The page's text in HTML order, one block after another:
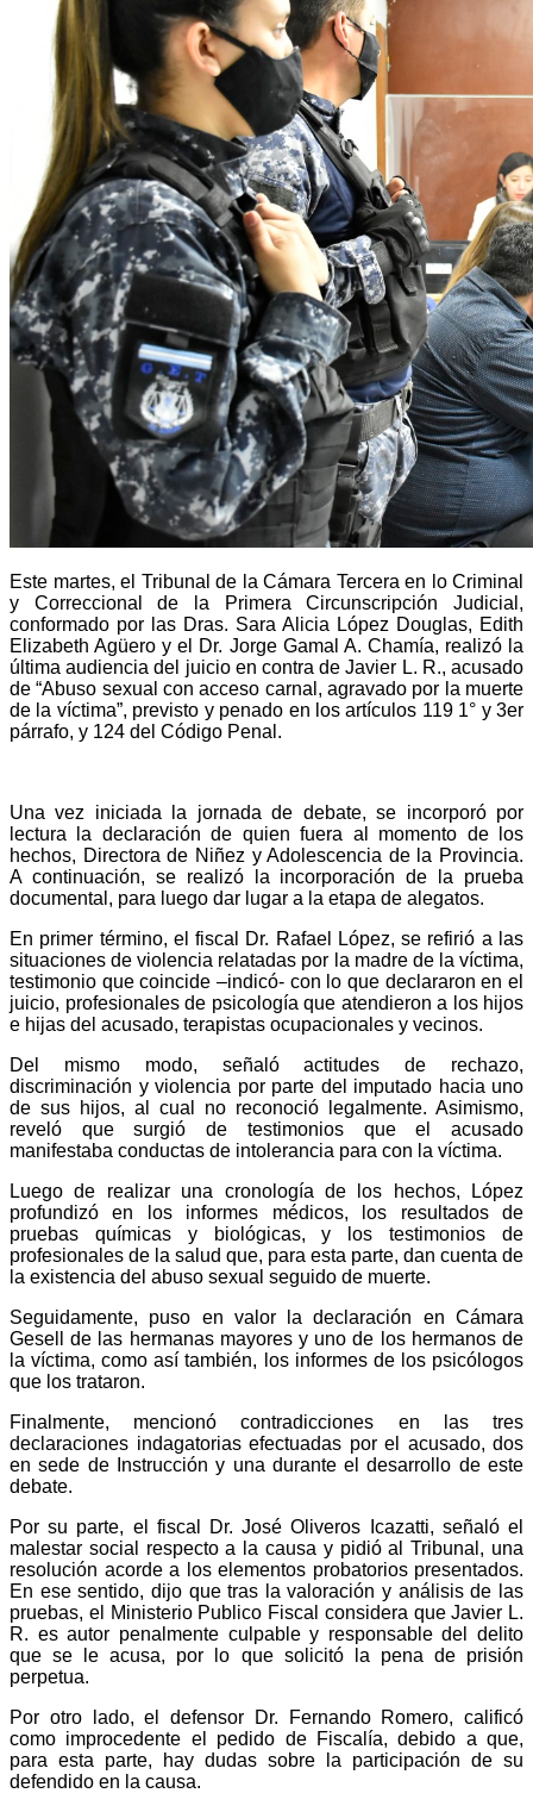
Este martes, el Tribunal de la Cámara Tercera en lo Criminal
y Correccional de la Primera Circunscripción Judicial,
conformado por las Dras. Sara Alicia López Douglas, Edith
Elizabeth Agüero y el Dr. Jorge Gamal A. Chamía, realizó la
última audiencia del juicio en contra de Javier L. R., acusado
de “Abuso sexual con acceso carnal, agravado por la muerte
de la víctima”, previsto y penado en los artículos 119 1° y 3er
párrafo, y 124 del Código Penal.
Una vez iniciada la jornada de debate, se incorporó por
lectura la declaración de quien fuera al momento de los
hechos, Directora de Niñez y Adolescencia de la Provincia.
A continuación, se realizó la incorporación de la prueba
documental, para luego dar lugar a la etapa de alegatos.
En primer término, el fiscal Dr. Rafael López, se refirió a las
situaciones de violencia relatadas por la madre de la víctima,
testimonio que coincide –indicó- con lo que declararon en el
juicio, profesionales de psicología que atendieron a los hijos
e hijas del acusado, terapistas ocupacionales y vecinos.
Del mismo modo, señaló actitudes de rechazo,
discriminación y violencia por parte del imputado hacia uno
de sus hijos, al cual no reconoció legalmente. Asimismo,
reveló que surgió de testimonios que el acusado
manifestaba conductas de intolerancia para con la víctima.
Luego de realizar una cronología de los hechos, López
profundizó en los informes médicos, los resultados de
pruebas químicas y biológicas, y los testimonios de
profesionales de la salud que, para esta parte, dan cuenta de
la existencia del abuso sexual seguido de muerte.
Seguidamente, puso en valor la declaración en Cámara
Gesell de las hermanas mayores y uno de los hermanos de
la víctima, como así también, los informes de los psicólogos
que los trataron.
Finalmente, mencionó contradicciones en las tres
declaraciones indagatorias efectuadas por el acusado, dos
en sede de Instrucción y una durante el desarrollo de este
debate.
Por su parte, el fiscal Dr. José Oliveros Icazatti, señaló el
malestar social respecto a la causa y pidió al Tribunal, una
resolución acorde a los elementos probatorios presentados.
En ese sentido, dijo que tras la valoración y análisis de las
pruebas, el Ministerio Publico Fiscal considera que Javier L.
R. es autor penalmente culpable y responsable del delito
que se le acusa, por lo que solicitó la pena de prisión
perpetua.
Por otro lado, el defensor Dr. Fernando Romero, calificó
como improcedente el pedido de Fiscalía, debido a que,
para esta parte, hay dudas sobre la participación de su
defendido en la causa.